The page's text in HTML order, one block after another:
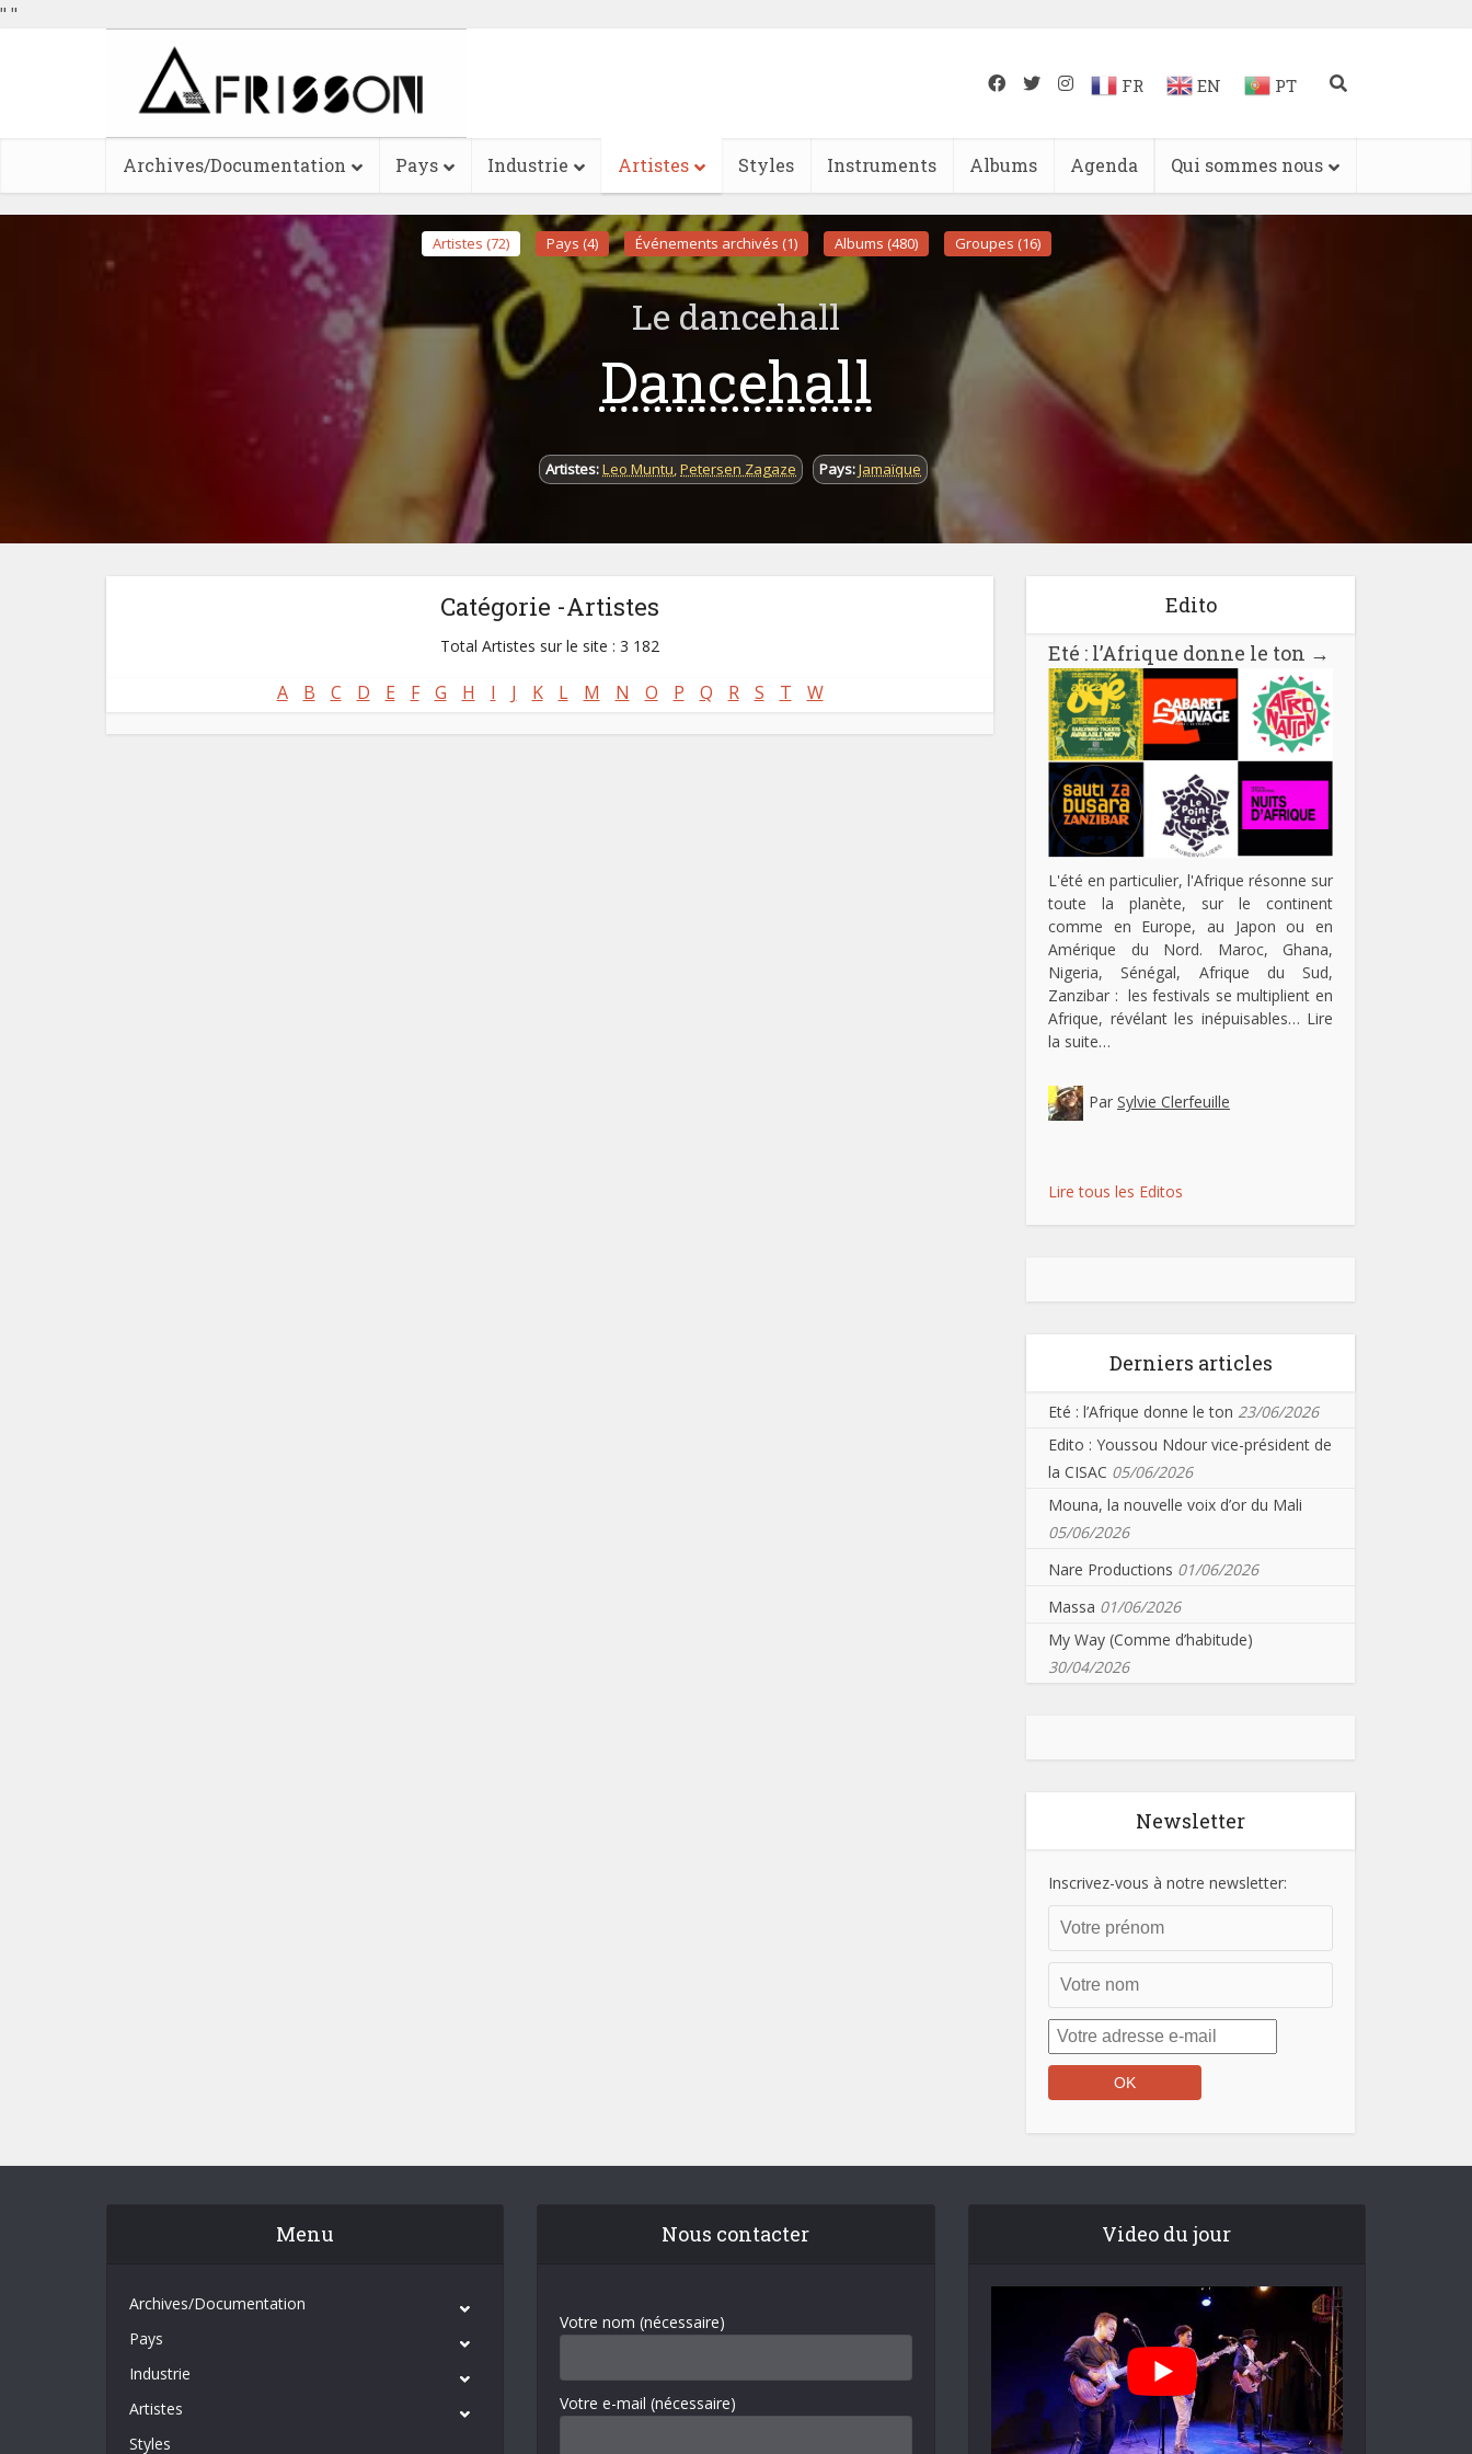
" "
FR EN PT
Archives/Documentation Pays Industrie Artistes Styles Instruments Albums Agenda Qui sommes nous
Artistes (72) Pays (4) Événements archivés (1) Albums (480) Groupes (16)
Le dancehall
Dancehall
Artistes:Leo Muntu,Petersen Zagaze Pays:Jamaïque
Catégorie -Artistes
Total Artistes sur le site : 3 182
A B C D E F G H I J K L M N O P Q R S T W
Edito
Eté : l’Afrique donne le ton →
L'été en particulier, l'Afrique résonne sur
toute la planète, sur le continent
comme en Europe, au Japon ou en
Amérique du Nord. Maroc, Ghana,
Nigeria, Sénégal, Afrique du Sud,
Zanzibar : les festivals se multiplient en
Afrique, révélant les inépuisables… Lire
la suite…
Par Sylvie Clerfeuille
Lire tous les Editos
Derniers articles
Eté : l’Afrique donne le ton 23/06/2026
Edito : Youssou Ndour vice-président de
la CISAC 05/06/2026
Mouna, la nouvelle voix d’or du Mali
05/06/2026
Nare Productions 01/06/2026
Massa 01/06/2026
My Way (Comme d’habitude)
30/04/2026
Newsletter
Inscrivez-vous à notre newsletter:
Menu
Archives/Documentation
Pays
Industrie
Artistes
Styles
Nous contacter
Votre nom (nécessaire)
Votre e-mail (nécessaire)
Video du jour